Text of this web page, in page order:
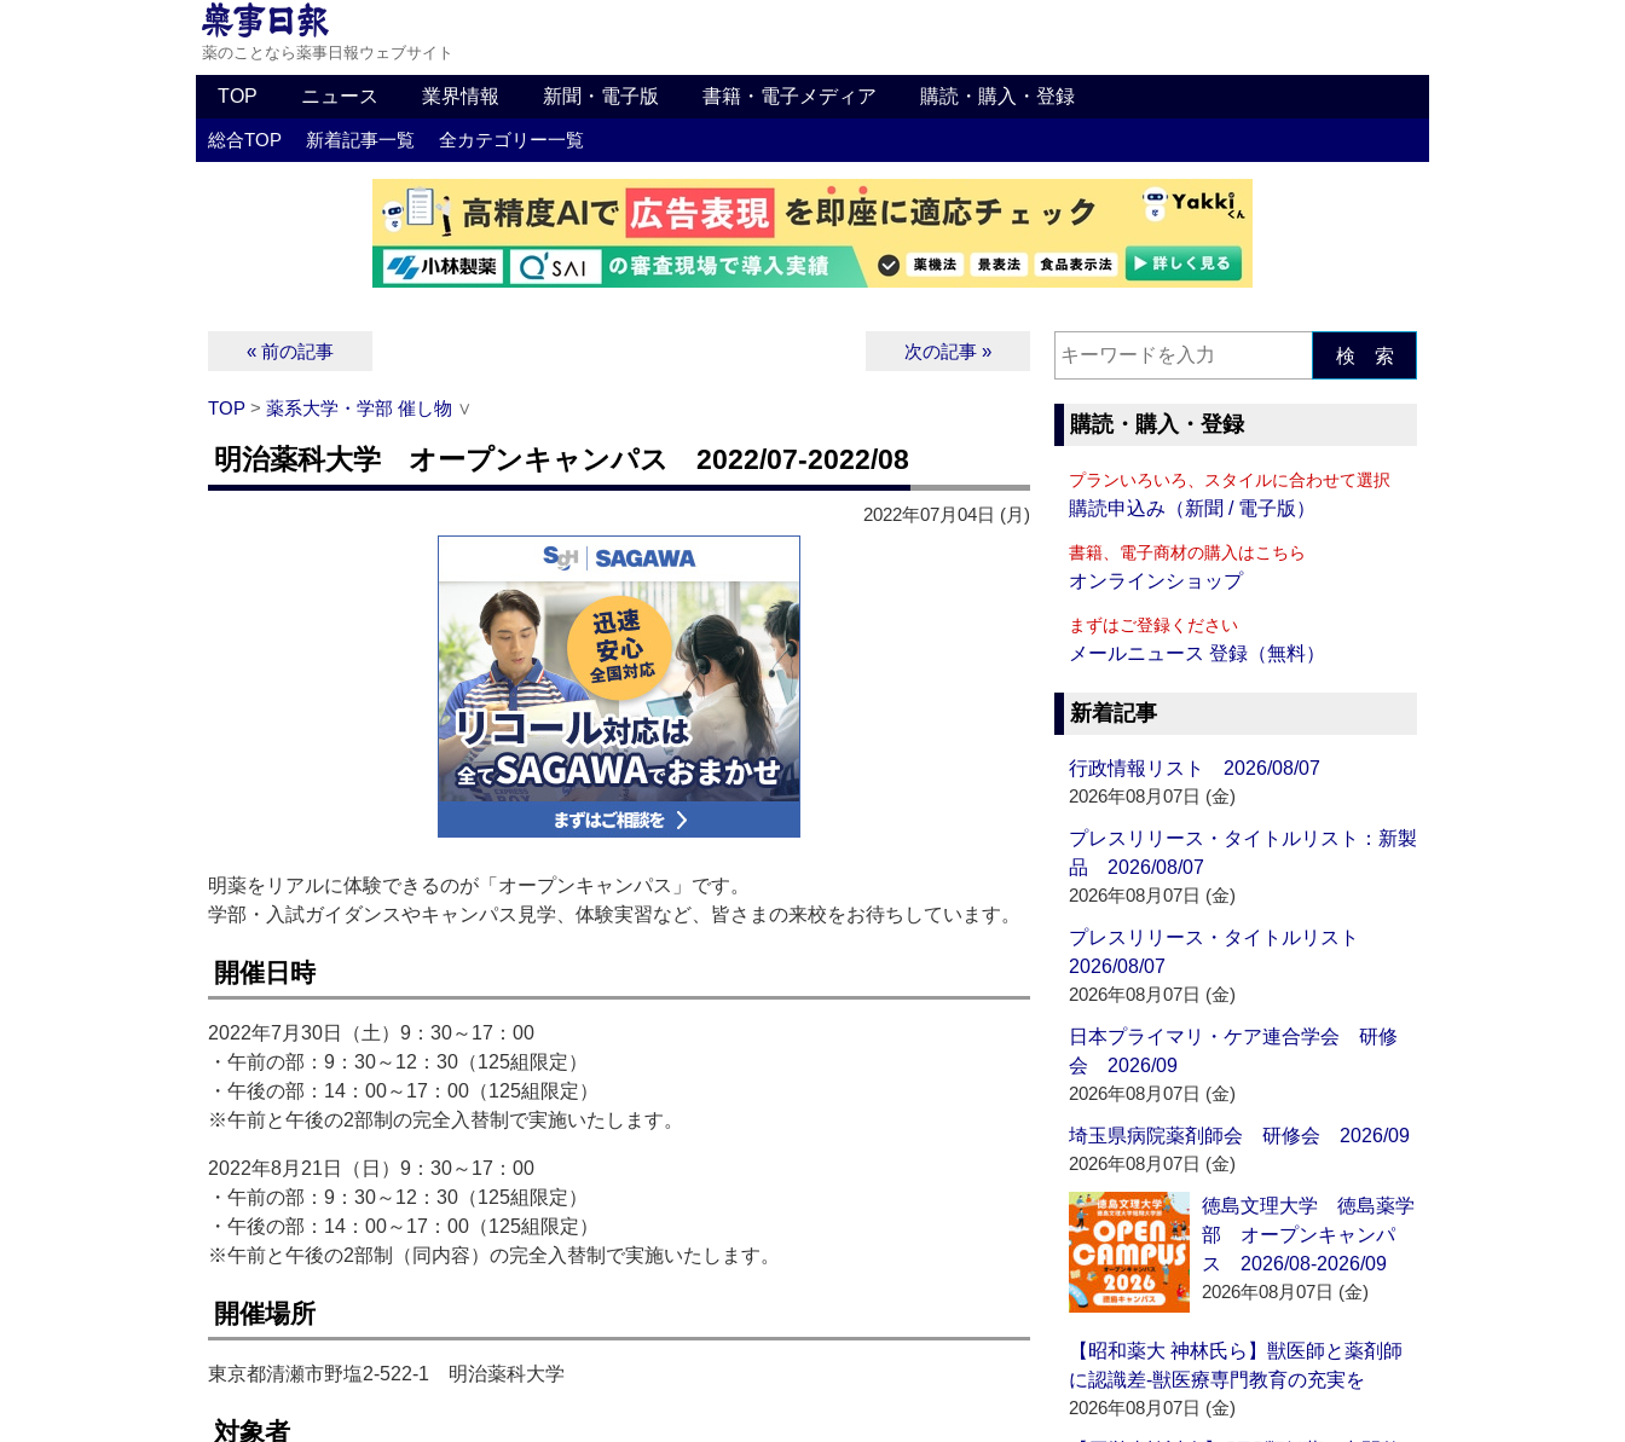
薬のことなら薬事日報ウェブサイト
TOP ニュース 業界情報 新聞・電子版 書籍・電子メディア 購読・購入・登録
総合TOP 新着記事一覧 全カテゴリー一覧
« 前の記事 次の記事 »
TOP > 薬系大学・学部 催し物 ∨
明治薬科大学 オープンキャンパス 2022/07-2022/08
2022年07月04日 (月)
明薬をリアルに体験できるのが「オープンキャンパス」です。
学部・入試ガイダンスやキャンパス見学、体験実習など、皆さまの来校をお待ちしています。
開催日時
2022年7月30日（土）9：30～17：00
・午前の部：9：30～12：30（125組限定）
・午後の部：14：00～17：00（125組限定）
※午前と午後の2部制の完全入替制で実施いたします。
2022年8月21日（日）9：30～17：00
・午前の部：9：30～12：30（125組限定）
・午後の部：14：00～17：00（125組限定）
※午前と午後の2部制（同内容）の完全入替制で実施いたします。
開催場所
東京都清瀬市野塩2-522-1 明治薬科大学
対象者
検 索
購読・購入・登録
プランいろいろ、スタイルに合わせて選択
購読申込み（新聞 / 電子版）
書籍、電子商材の購入はこちら
オンラインショップ
まずはご登録ください
メールニュース 登録（無料）
新着記事
行政情報リスト 2026/08/07
2026年08月07日 (金)
プレスリリース・タイトルリスト：新製
品 2026/08/07
2026年08月07日 (金)
プレスリリース・タイトルリスト
2026/08/07
2026年08月07日 (金)
日本プライマリ・ケア連合学会 研修
会 2026/09
2026年08月07日 (金)
埼玉県病院薬剤師会 研修会 2026/09
2026年08月07日 (金)
徳島文理大学 徳島薬学
部 オープンキャンパ
ス 2026/08-2026/09
2026年08月07日 (金)
【昭和薬大 神林氏ら】獣医師と薬剤師
に認識差‐獣医療専門教育の充実を
2026年08月07日 (金)